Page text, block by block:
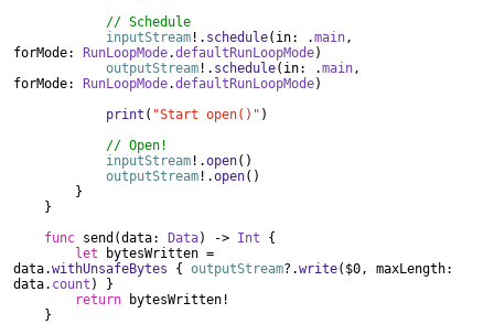
// Schedule
inputStream !. schedule(in: .main,
forMode:
RunLoopMode.defaultRunLoopMode)
outputStream !. schedule(in: .main,
forMode:
RunLoopMode.defaultRunLoopMode)
print ( "Start open()" )
// Open!
inputStream !.open()
outputStream !.open()
}
}
func send(data: Data) -> Int {
let bytesWritten =
data.withUnsafeBytes { outputStream?.write($0, maxLength:
data. count ) }
return bytesWritten!
}